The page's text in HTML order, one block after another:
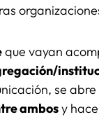
que vayan
se
ambosy